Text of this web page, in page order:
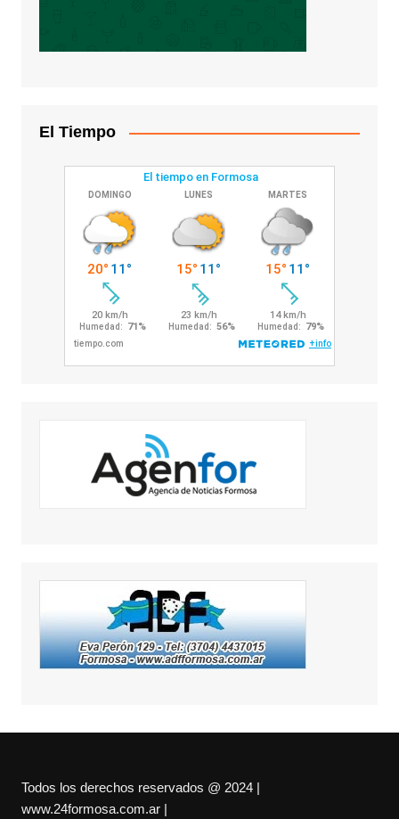
El Tiempo
Todos los derechos reservados @ 2024 |
www.24formosa.com.ar |